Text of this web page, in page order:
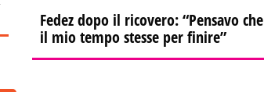
Fedez dopo il ricovero: “Pensavo che
il mio tempo stesse per finire”